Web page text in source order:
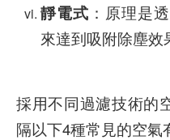
靜電式 ：原理是
來達到吸附除塵效
採用不同過濾技術的
隔以下4種常見的空氣